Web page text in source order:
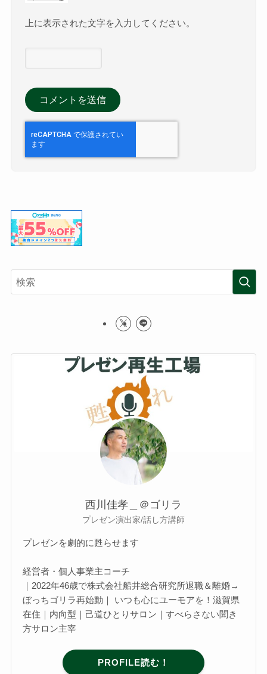
上に表示された文字を入力してください。
西川佳孝＿＠ゴリラ
プレゼン演出家/話し方講師
プレゼンを劇的に甦らせます
経営者・個人事業主コーチ
｜2022年46歳で株式会社船井総合研究所退職＆離婚→
ぼっちゴリラ再始動｜ いつも心にユーモアを！滋賀県
在住｜内向型｜己道ひとりサロン｜すべらさない聞き
方サロン主宰
PROFILE読む！